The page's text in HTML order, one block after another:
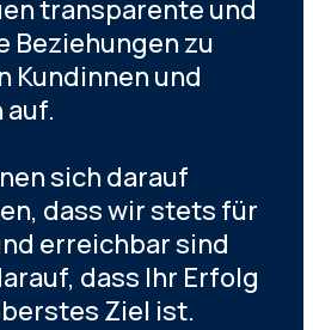
transparente und
Beziehungen zu
Kundinnen und
auf.
sich darauf
dass wir stets für
erreichbar sind
dass Ihr Erfolg
Ziel ist.